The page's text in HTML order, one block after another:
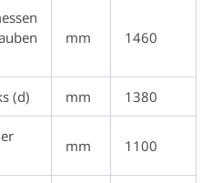
mm 1460
(d) mm 1380
mm 1100